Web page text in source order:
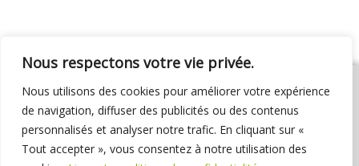
Nous respectons votre vie privée.
Nous utilisons des cookies pour améliorer votre expérience
de navigation, diffuser des publicités ou des contenus
personnalisés et analyser notre trafic. En cliquant sur «
Tout accepter », vous consentez à notre utilisation des
01 69 31 72 10 01 69 31 37 31
Nous contacter